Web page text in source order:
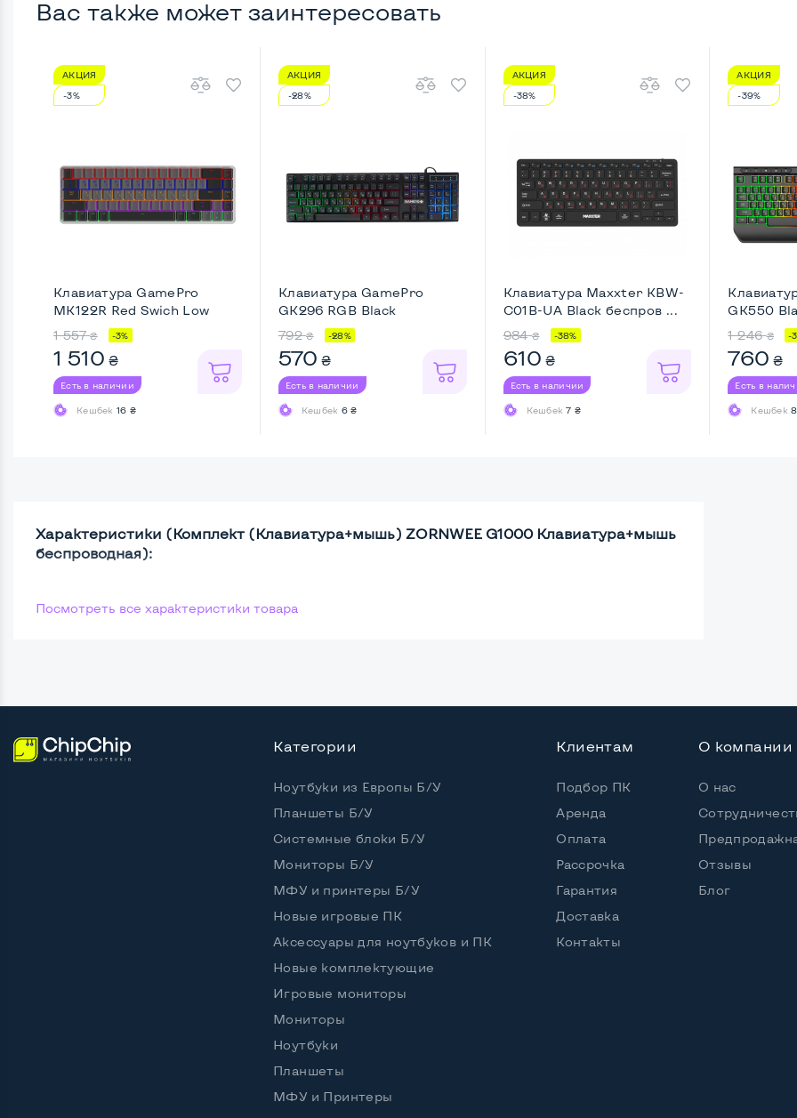
Вас также может заинтересовать
АКЦИЯ
-3%
Клавиатура GamePro
MK122R Red Swich Low
Prof ...
1 557 ₴ -3%
1 510 ₴
Есть в наличии
Кешбек 16 ₴
АКЦИЯ
-28%
Клавиатура GamePro
GK296 RGB Black
792 ₴ -28%
570 ₴
Есть в наличии
Кешбек 6 ₴
АКЦИЯ
-38%
Клавиатура Maxxter KBW-
C01B-UA Black беспров ...
984 ₴ -38%
610 ₴
Есть в наличии
Кешбек7 ₴
АКЦИЯ
-39%
GK550
1 246 ₴ -
760 ₴
Есть в
Кешбек
Характеристики (Комплект (Клавиатура+мышь) ZORNWEE G1000 Клавиатура+мышь
беспроводная):
Посмотреть все характеристики товара
Категории
Ноутбуки из Европы Б/У
Планшеты Б/У
Системные блоки Б/У
Мониторы Б/У
МФУ и принтеры Б/У
Новые игровые ПК
Аксессуары для ноутбуков и ПК
Новые комплектующие
Игровые мониторы
Мониторы
Ноутбуки
Планшеты
МФУ и Принтеры
Клиентам
Подбор ПК
Аренда
Оплата
Рассрочка
Гарантия
Доставка
Контакты
О компании
О нас
Отзывы
Блог